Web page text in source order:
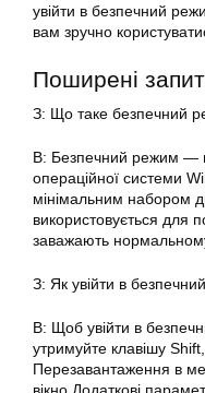
увійти в безпечний
вам зручно
Поширені
З: Що таке безпечний
В: Безпечний режим —
операційної системи
мінімальним набором
використовується для
заважають
З: Як увійти в
В: Щоб увійти в
утримуйте клавішу
Перезавантаження в
вікно Додаткові